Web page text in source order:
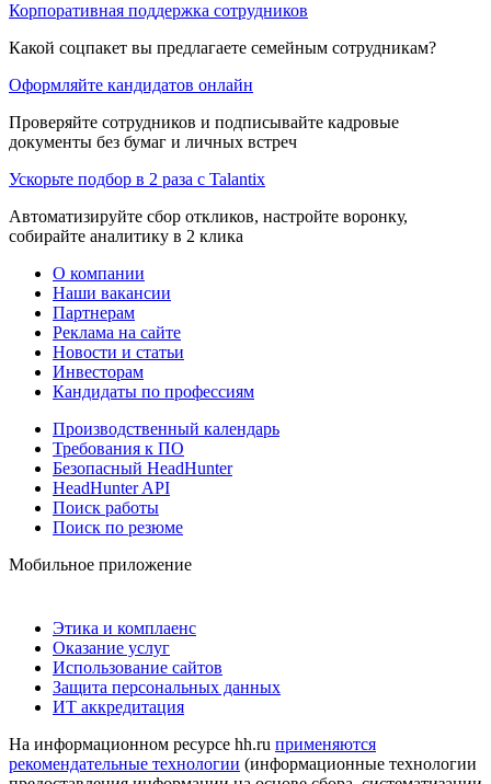
Корпоративная поддержка сотрудников
Какой соцпакет вы предлагаете семейным сотрудникам?
Оформляйте кандидатов онлайн
Проверяйте сотрудников и подписывайте кадровые
документы без бумаг и личных встреч
Ускорьте подбор в 2 раза с Talantix
Автоматизируйте сбор откликов, настройте воронку,
собирайте аналитику в 2 клика
О компании
Наши вакансии
Партнерам
Реклама на сайте
Новости и статьи
Инвесторам
Кандидаты по профессиям
Производственный календарь
Требования к ПО
Безопасный HeadHunter
HeadHunter API
Поиск работы
Поиск по резюме
Мобильное приложение
Этика и комплаенс
Оказание услуг
Использование сайтов
Защита персональных данных
ИТ аккредитация
На информационном ресурсе hh.ru применяются
рекомендательные технологии (информационные технологии